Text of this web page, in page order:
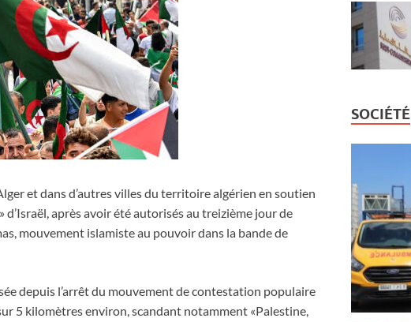
et dans d’autres villes du territoire algérien en soutien
après avoir été autorisés au treizième jour de
mouvement islamiste au pouvoir dans la bande de
depuis l’arrêt du mouvement de contestation populaire
5 kilomètres environ, scandant notamment «Palestine,
SOCIÉTÉ